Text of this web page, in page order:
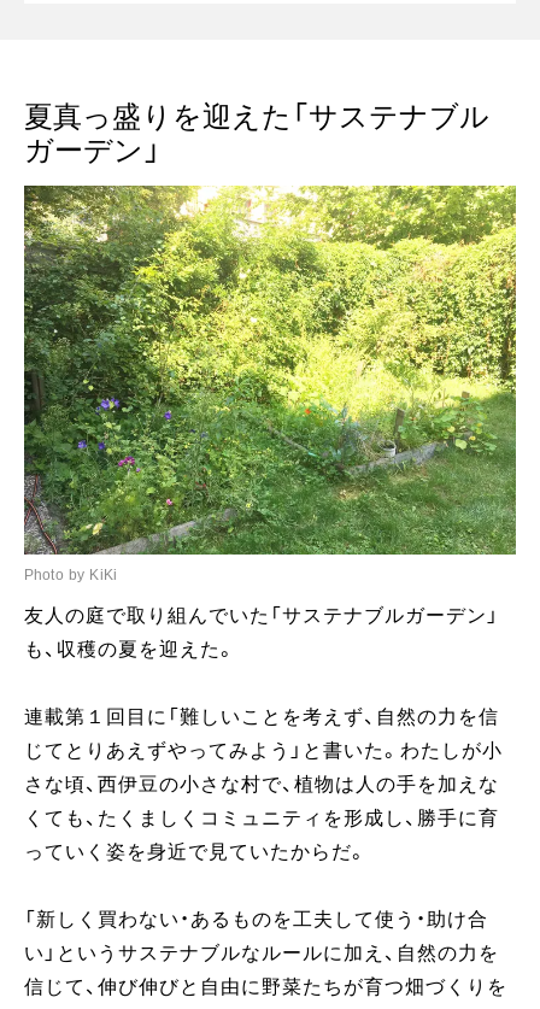
夏真っ盛りを迎えた「サステナブル
ガーデン」
Photo by KiKi
友人の庭で取り組んでいた「サステナブルガーデン」
も、収穫の夏を迎えた。
連載第１回目に「難しいことを考えず、自然の力を信
じてとりあえずやってみよう」と書いた。わたしが小
さな頃、西伊豆の小さな村で、植物は人の手を加えな
くても、たくましくコミュニティを形成し、勝手に育
っていく姿を身近で見ていたからだ。
「新しく買わない・あるものを工夫して使う・助け合
い」というサステナブルなルールに加え、自然の力を
信じて、伸び伸びと自由に野菜たちが育つ畑づくりを